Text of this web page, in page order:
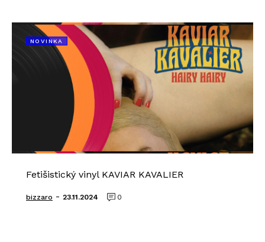
NOVINKA
Fetišistický vinyl KAVIAR KAVALIER
bizzaro - 23.11.2024 0